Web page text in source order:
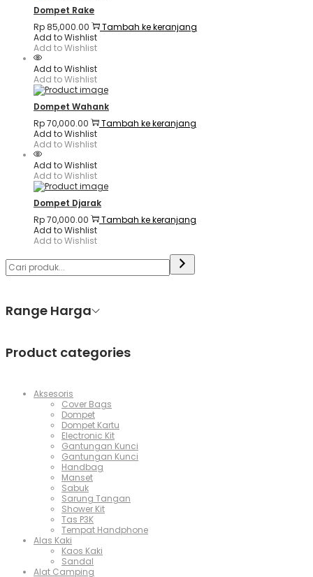
Dompet Rake
Rp 85,000.00
Tambah ke keranjang
Add to Wishlist
Add to Wishlist
Add to Wishlist
Add to Wishlist
Dompet Wahank
Rp70,000.00
Tambah ke keranjang
Add to Wishlist
Add to Wishlist
Add to Wishlist
Add to Wishlist
Dompet Djarak
Rp70,000.00
Tambah ke keranjang
Add to Wishlist
Add to Wishlist
Range Harga
Product categories
Aksesoris
Cover Bags
Dompet
Dompet Kartu
Electronic Kit
Gantungan Kunci
Gantungan Kunci
Handbag
Manset
Sabuk
Sarung Tangan
Shower Kit
Tas P3K
Tempat Handphone
Alas Kaki
Kaos Kaki
Sandal
Alat Camping